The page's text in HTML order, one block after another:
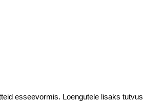
esseevormis. Loengutele lisaks